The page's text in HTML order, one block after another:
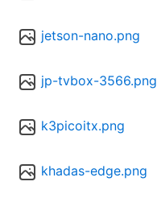
jetson-nano.png
jp-tvbox-3566.png
k3picoitx.png
khadas-edge.png